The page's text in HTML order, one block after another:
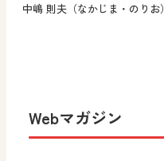
中嶋 則夫（なかじま・のりお）
Webマガジン